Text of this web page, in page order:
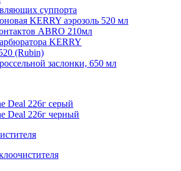
суппорта
KERRY аэрозоль 520 мл
ABRO 210мл
KERRY
(Rubin)
заслонки, 650 мл
Deal 226г серый
Deal 226г черный